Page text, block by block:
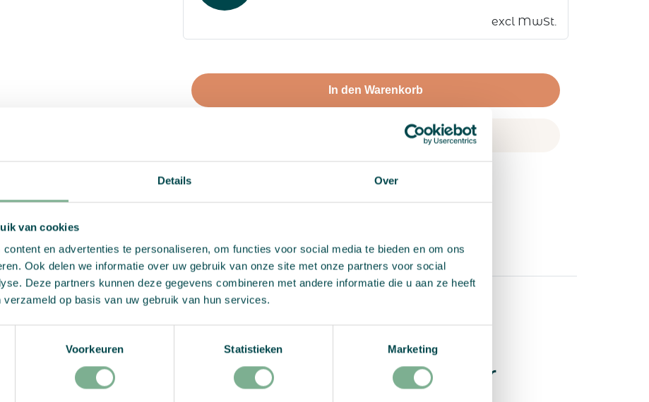
Details Over
van cookies
en advertenties te personaliseren, om functies voor social media te bieden en om ons
Ook delen we informatie over uw gebruik van onze site met onze partners voor social
Deze partners kunnen deze gegevens combineren met andere informatie die u aan ze heeft
op basis van uw gebruik van hun services.
Voorkeuren Statistieken Marketing
excl MwSt.
In den Warenkorb
Angebot anfordern
Recyclingpapier
Tinte Reviews Growingpaper